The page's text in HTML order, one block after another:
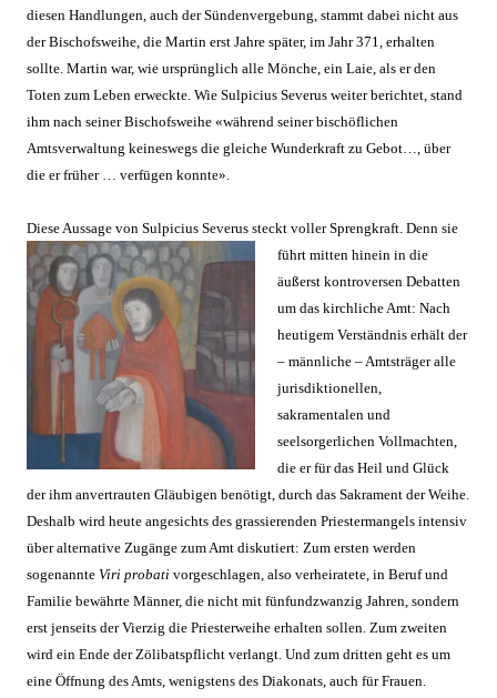
diesen Handlungen, auch der Sündenvergebung, stammt dabei nicht aus
der Bischofsweihe, die Martin erst Jahre später, im Jahr 371, erhalten
sollte. Martin war, wie ursprünglich alle Mönche, ein Laie, als er den
Toten zum Leben erweckte. Wie Sulpicius Severus weiter berichtet, stand
ihm nach seiner Bischofsweihe «während seiner bischöflichen
Amtsverwaltung keineswegs die gleiche Wunderkraft zu Gebot…, über
die er früher … verfügen konnte».
Diese Aussage von Sulpicius Severus steckt voller Sprengkraft. Dennsie
führt mitten hinein in die
äußerst kontroversen Debatten
um das kirchliche Amt: Nach
heutigem Verständnis erhält der
– männliche – Amtsträger alle
jurisdiktionellen,
sakramentalen und
seelsorgerlichen Vollmachten,
die er für das Heil und Glück
der ihm anvertrauten Gläubigen benötigt, durch das Sakrament derWeihe.
Deshalb wird heute angesichts des grassierenden Priestermangels intensiv
über alternative Zugänge zum Amt diskutiert: Zum ersten werden
sogenannte Viri probati vorgeschlagen, also verheiratete, in Beruf und
Familie bewährte Männer, die nicht mit fünfundzwanzig Jahren, sondern
erst jenseits der Vierzig die Priesterweihe erhalten sollen. Zum zweiten
wird ein Ende der Zölibatspflicht verlangt. Und zum dritten geht es um
eine Öffnung des Amts, wenigstens des Diakonats, auch für Frauen.